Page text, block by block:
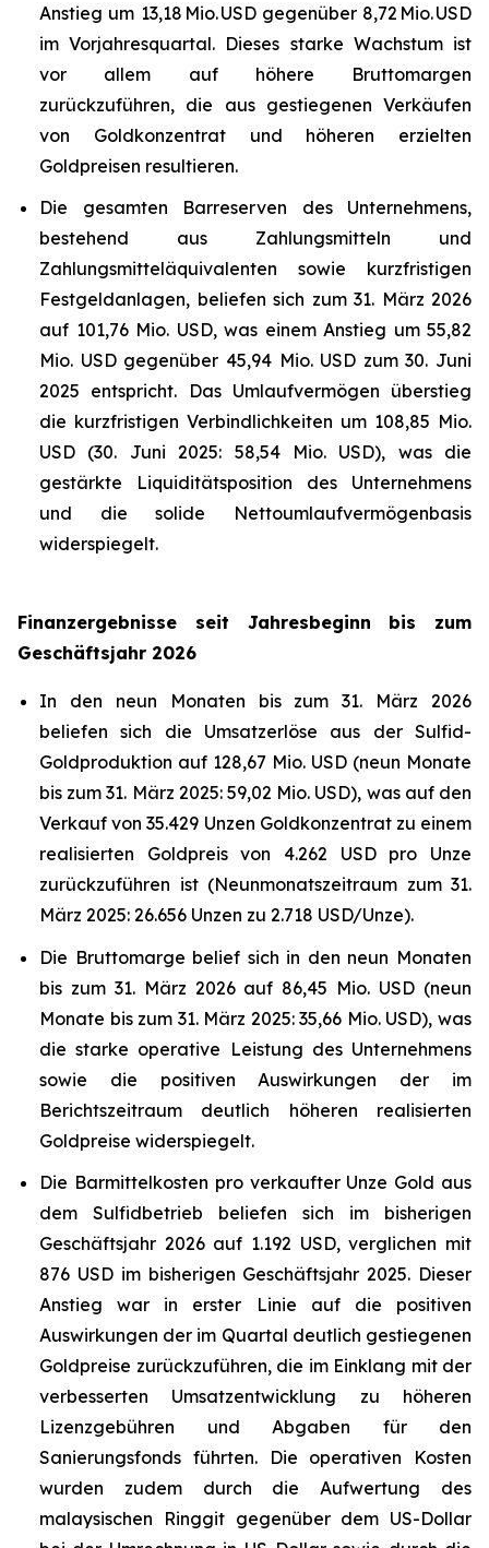
Anstieg um 13,18 Mio. USD gegenüber 8,72 Mio. USD
im Vorjahresquartal. Dieses starke Wachstum ist
vor allem auf höhere Bruttomargen
zurückzuführen, die aus gestiegenen Verkäufen
von Goldkonzentrat und höheren erzielten
Goldpreisen resultieren.
Die gesamten Barreserven des Unternehmens,
bestehend aus Zahlungsmitteln und
Zahlungsmitteläquivalenten sowie kurzfristigen
Festgeldanlagen, beliefen sich zum 31. März 2026
auf 101,76 Mio. USD, was einem Anstieg um 55,82
Mio. USD gegenüber 45,94 Mio. USD zum 30. Juni
2025 entspricht. Das Umlaufvermögen überstieg
die kurzfristigen Verbindlichkeiten um 108,85 Mio.
USD (30. Juni 2025: 58,54 Mio. USD), was die
gestärkte Liquiditätsposition des Unternehmens
und die solide Nettoumlaufvermögenbasis
widerspiegelt.
Finanzergebnisse seit Jahresbeginn bis zum
Geschäftsjahr 2026
In den neun Monaten bis zum 31. März 2026
beliefen sich die Umsatzerlöse aus der Sulfid-
Goldproduktion auf 128,67 Mio. USD (neun Monate
bis zum 31. März 2025: 59,02 Mio. USD), was auf den
Verkauf von 35.429 Unzen Goldkonzentrat zu einem
realisierten Goldpreis von 4.262 USD pro Unze
zurückzuführen ist (Neunmonatszeitraum zum 31.
März 2025: 26.656 Unzen zu 2.718 USD/Unze).
Die Bruttomarge belief sich in den neun Monaten
bis zum 31. März 2026 auf 86,45 Mio. USD (neun
Monate bis zum 31. März 2025: 35,66 Mio. USD), was
die starke operative Leistung des Unternehmens
sowie die positiven Auswirkungen der im
Berichtszeitraum deutlich höheren realisierten
Goldpreise widerspiegelt.
Die Barmittelkosten pro verkaufter Unze Gold aus
dem Sulfidbetrieb beliefen sich im bisherigen
Geschäftsjahr 2026 auf 1.192 USD, verglichen mit
876 USD im bisherigen Geschäftsjahr 2025. Dieser
Anstieg war in erster Linie auf die positiven
Auswirkungen der im Quartal deutlich gestiegenen
Goldpreise zurückzuführen, die im Einklang mit der
verbesserten Umsatzentwicklung zu höheren
Lizenzgebühren und Abgaben für den
Sanierungsfonds führten. Die operativen Kosten
wurden zudem durch die Aufwertung des
malaysischen Ringgit gegenüber dem US-Dollar